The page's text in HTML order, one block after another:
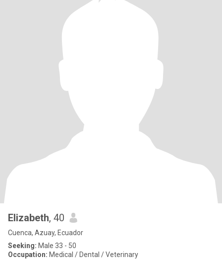
Elizabeth, 40
Cuenca, Azuay, Ecuador
Seeking: Male 33 - 50
Occupation: Medical / Dental / Veterinary